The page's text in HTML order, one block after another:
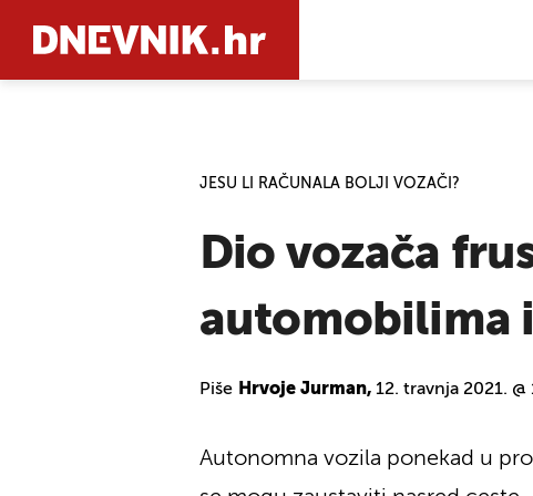
JESU LI RAČUNALA BOLJI VOZAČI?
Dio vozača
automobilima
Piše Hrvoje Jurman, 12. travnja 2021. @
Autonomna vozila ponekad u